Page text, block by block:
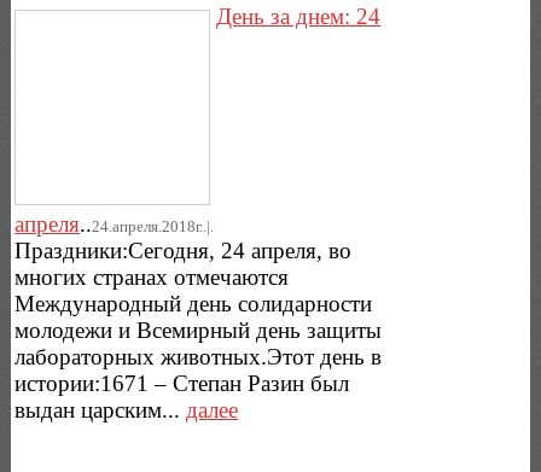
День за днем: 24
апреля..24.апреля.2018г..|.
Праздники:Сегодня, 24 апреля, во
многих странах отмечаются
Международный день солидарности
молодежи и Всемирный день защиты
лабораторных животных.Этот день в
истории:1671 – Степан Разин был
выдан царским... далее